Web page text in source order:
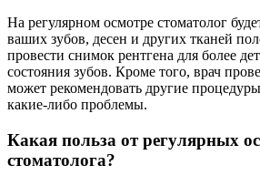
На регулярном осмотре стоматолог
ваших зубов, десен и других тканей
провести снимок рентгена для более
состояния зубов. Кроме того, врач
может рекомендовать другие
какие-либо проблемы.
Какая польза от регулярных
стоматолога?